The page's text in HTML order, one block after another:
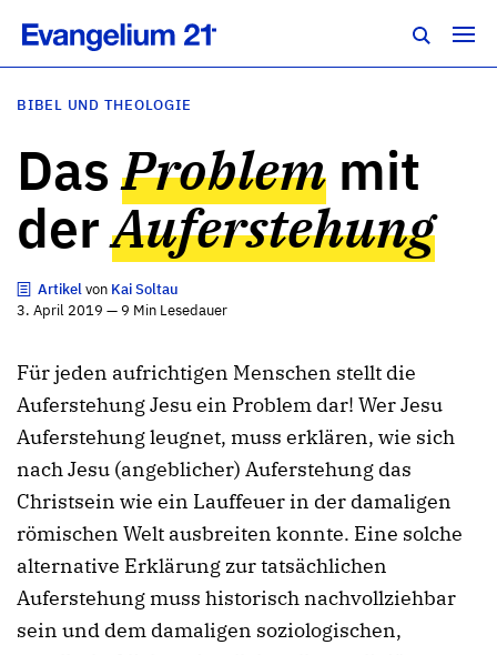
BIBEL UND THEOLOGIE
DasProblem mit
derAuferstehung
Artikelvon Kai Soltau
3. April 2019 — 9 Min Lesedauer
Für jeden aufrichtigen Menschen stellt die
Auferstehung Jesu ein Problem dar! Wer Jesu
Auferstehung leugnet, muss erklären, wie sich
nach Jesu (angeblicher) Auferstehung das
Christsein wie ein Lauffeuer in der damaligen
römischen Welt ausbreiten konnte. Eine solche
alternative Erklärung zur tatsächlichen
Auferstehung muss historisch nachvollziehbar
sein und dem damaligen soziologischen,